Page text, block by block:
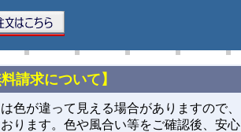
請求について】
色が違って見える場合がありますので、
ります。色や風合い等をご確認後、安心